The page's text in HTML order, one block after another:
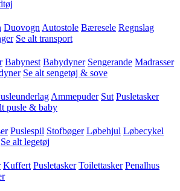
Duovogn Autostole Bæresele Regnslag
Se alt transport
Babynest Babydyner Sengerande Madrasser
Se alt sengetøj & sove
Ammepuder Sut Pusletasker
pusle & baby
Puslespil Stofbøger Løbehjul Løbecykel
Se alt legetøj
Kuffert Pusletasker Toilettasker Penalhus